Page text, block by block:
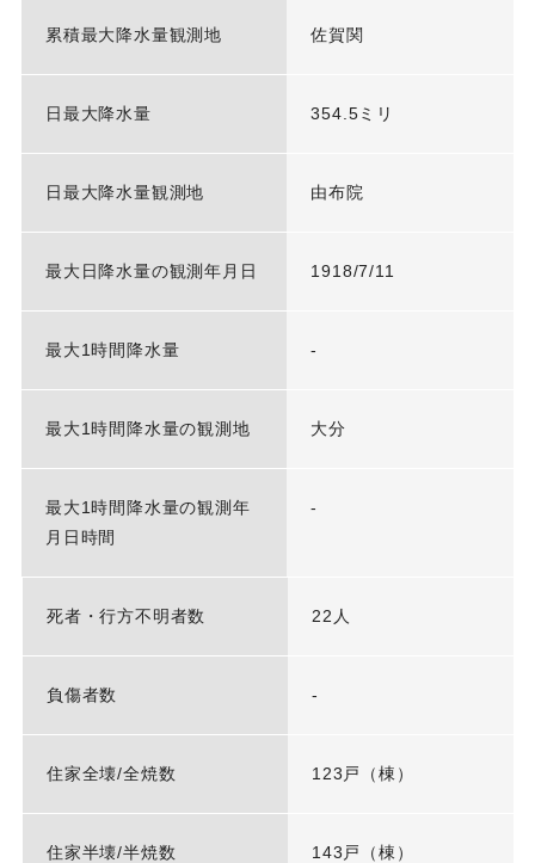
累積最大降水量観測地 佐賀関
日最大降水量 354.5ミリ
日最大降水量観測地 由布院
最大日降水量の観測年月日 1918/7/11
最大1時間降水量 -
最大1時間降水量の観測地 大分
最大1時間降水量の観測年
月日時間
-
死者・行方不明者数 22人
負傷者数 -
住家全壊/全焼数 123戸（棟）
住家半壊/半焼数 143戸（棟）